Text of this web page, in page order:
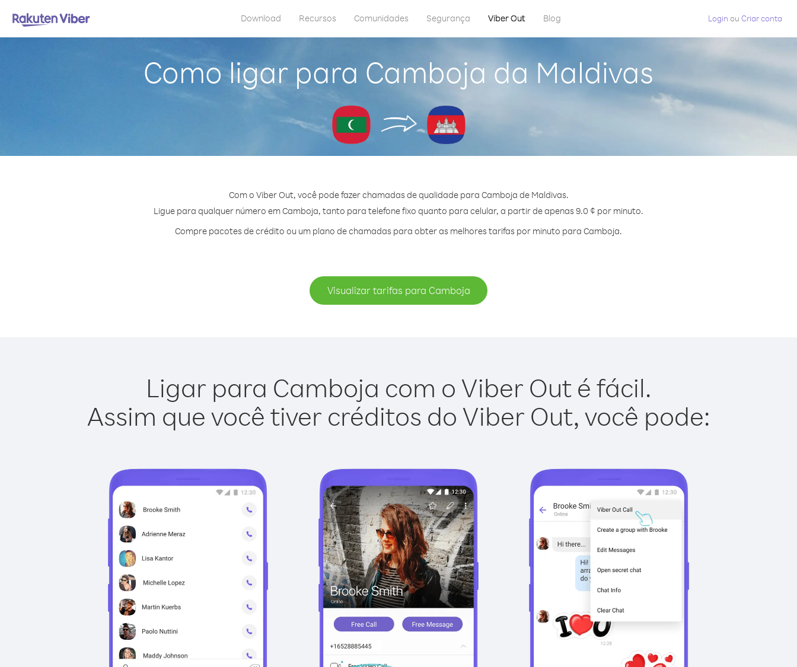
Download Recursos Comunidades Segurança Viber Out Blog Login ou Criar conta
Como ligar para Camboja da Maldivas
Com o Viber Out, você pode fazer chamadas de qualidade para Camboja de Maldivas.
Ligue para qualquer número em Camboja, tanto para telefone fixo quanto para celular, a partir de apenas 9.0 ¢ por minuto.
Compre pacotes de crédito ou um plano de chamadas para obter as melhores tarifas por minuto para Camboja.
Visualizar tarifas para Camboja
Ligar para Camboja com o Viber Out é fácil.
Assim que você tiver créditos do Viber Out, você pode: